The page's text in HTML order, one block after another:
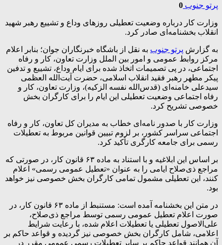
پرتو جنوب 0
وزارت کار درباره وضعیت تعطیلی روز‌های وداع و تشییع رهبر شهید
انقلاب بخشنامه‌ای صادر کرد.
به گزارش پرتو جنوب به نقل از باشگاه خبرنگاران جوان؛ بنابر اعلام
مرکز روابط عمومی و امور بین الملل وزارت تعاون، کار و رفاه
اجتماعی، در پی تصمیمات اتخاذ شده برای ایام وداع، تشییع و تدفین
پیکر مطهر رهبر فقید انقلاب اسلامی، حضرت آیت‌الله العظمی
سیدعلی خامنه‌ای (قدس‌الله نفسه الزکیه)، وزارت تعاون، کار و
رفاه اجتماعی وضعیت تعطیلی این ایام را برای کارگران بخش
خصوصی تشریح کرد.
وزارت کار با صدور نامه‌ای خطاب به مدیران کل تعاون، کار و رفاه
اجتماعی سراسر کشور، بر لزوم تبیین قوانین مربوط به تعطیلات
رسمی برای جامعه کارگری تأکید کرد.
بر اساس این ابلاغیه و با استناد به ماده ۶۳ قانون کار، در صورتی که
مراجع ذی‌صلاح ایامی را به عنوان «تعطیل عمومی رسمی» اعلام
کنند، این تعطیلی مشمول تمامی کارگران بخش خصوصی نیز خواهد
بود.
در متن این بخشنامه آمده است: مستنبط از ماده ۶۳ قانون کار، در
صورت اعلام تعطیل عمومی رسمی توسط مراجع ذی‌صلاح،
علی‌الاصول تعطیلی یا تعطیلات اعلام شده، با رعایت شرایط
اعلامی، شامل کارگران بخش خصوصی نیز گردیده و قواعد حاکم بر
آن همانند قواعد حاکم بر سایر تعطیلات رسمی عمومی مقرر در